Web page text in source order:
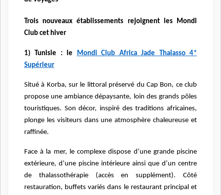
Trois nouveaux établissements rejoignent les Mondi
Club cet hiver
1) Tunisie : le
Mondi Club Africa Jade Thalasso 4*
Supérieur
Situé à Korba, sur le littoral préservé du Cap Bon, ce club
propose une ambiance dépaysante, loin des grands pôles
touristiques. Son décor, inspiré des traditions africaines,
plonge les visiteurs dans une atmosphère chaleureuse et
raffinée.
Face à la mer, le complexe dispose d’une grande piscine
extérieure, d’une piscine intérieure ainsi que d’un centre
de thalassothérapie (accès en supplément). Côté
restauration, buffets variés dans le restaurant principal et